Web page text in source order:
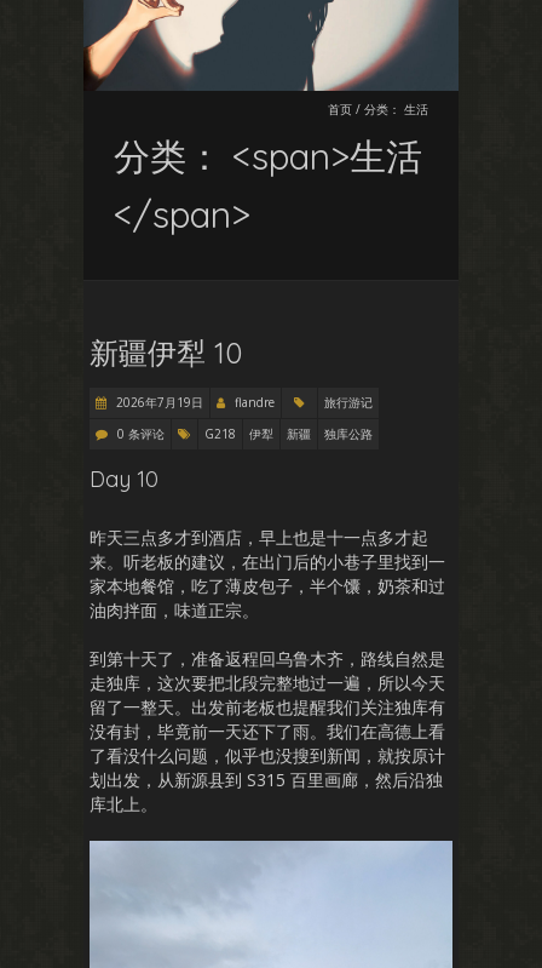
首页 / 分类： 生活
分类： <span>生活
</span>
新疆伊犁 10
2026年7月19日 flandre
旅行游记
0 条评论
G218 伊犁 新疆 独库公路
Day 10
昨天三点多才到酒店，早上也是十一点多才起
来。听老板的建议，在出门后的小巷子里找到一
家本地餐馆，吃了薄皮包子，半个馕，奶茶和过
油肉拌面，味道正宗。
到第十天了，准备返程回乌鲁木齐，路线自然是
走独库，这次要把北段完整地过一遍，所以今天
留了一整天。出发前老板也提醒我们关注独库有
没有封，毕竟前一天还下了雨。我们在高德上看
了看没什么问题，似乎也没搜到新闻，就按原计
划出发，从新源县到 S315 百里画廊，然后沿独
库北上。